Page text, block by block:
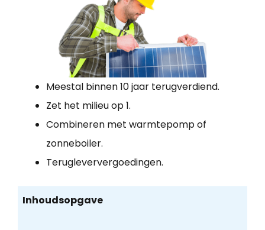
Meestal binnen 10 jaar terugverdiend.
Zet het milieu op 1.
Combineren met warmtepomp of
zonneboiler.
Terugleververgoedingen.
Inhoudsopgave